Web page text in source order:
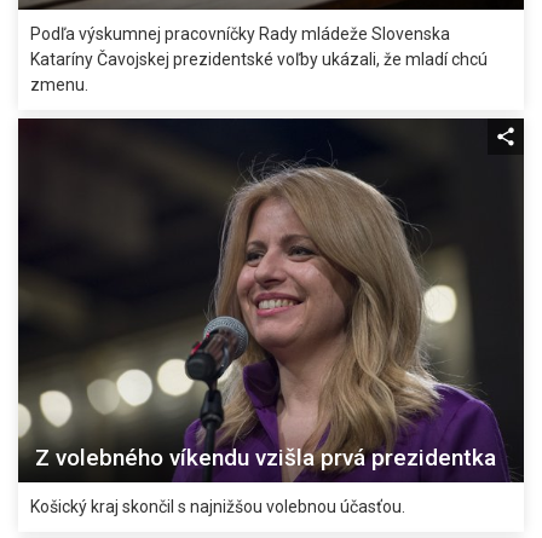
Podľa výskumnej pracovníčky Rady mládeže Slovenska
Kataríny Čavojskej prezidentské voľby ukázali, že mladí chcú
zmenu.
Z volebného víkendu vzišla prvá prezidentka
Košický kraj skončil s najnižšou volebnou účasťou.